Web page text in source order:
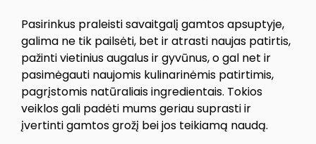
Pasirinkus praleisti savaitgalį gamtos apsuptyje,
galima ne tik pailsėti, bet ir atrasti naujas patirtis,
pažinti vietinius augalus ir gyvūnus, o gal net ir
pasimėgauti naujomis kulinarinėmis patirtimis,
pagrįstomis natūraliais ingredientais. Tokios
veiklos gali padėti mums geriau suprasti ir
įvertinti gamtos grožį bei jos teikiamą naudą.